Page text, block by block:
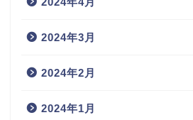
2024年3月
2024年2月
2024年1月